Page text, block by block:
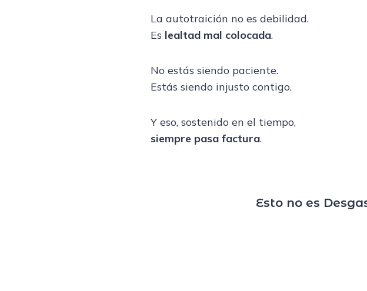
La autotraición no es debilidad.
Es lealtad mal colocada.
No estás siendo paciente.
Estás siendo injusto contigo.
Y eso, sostenido en el tiempo,
siempre pasa factura.
Esto no es